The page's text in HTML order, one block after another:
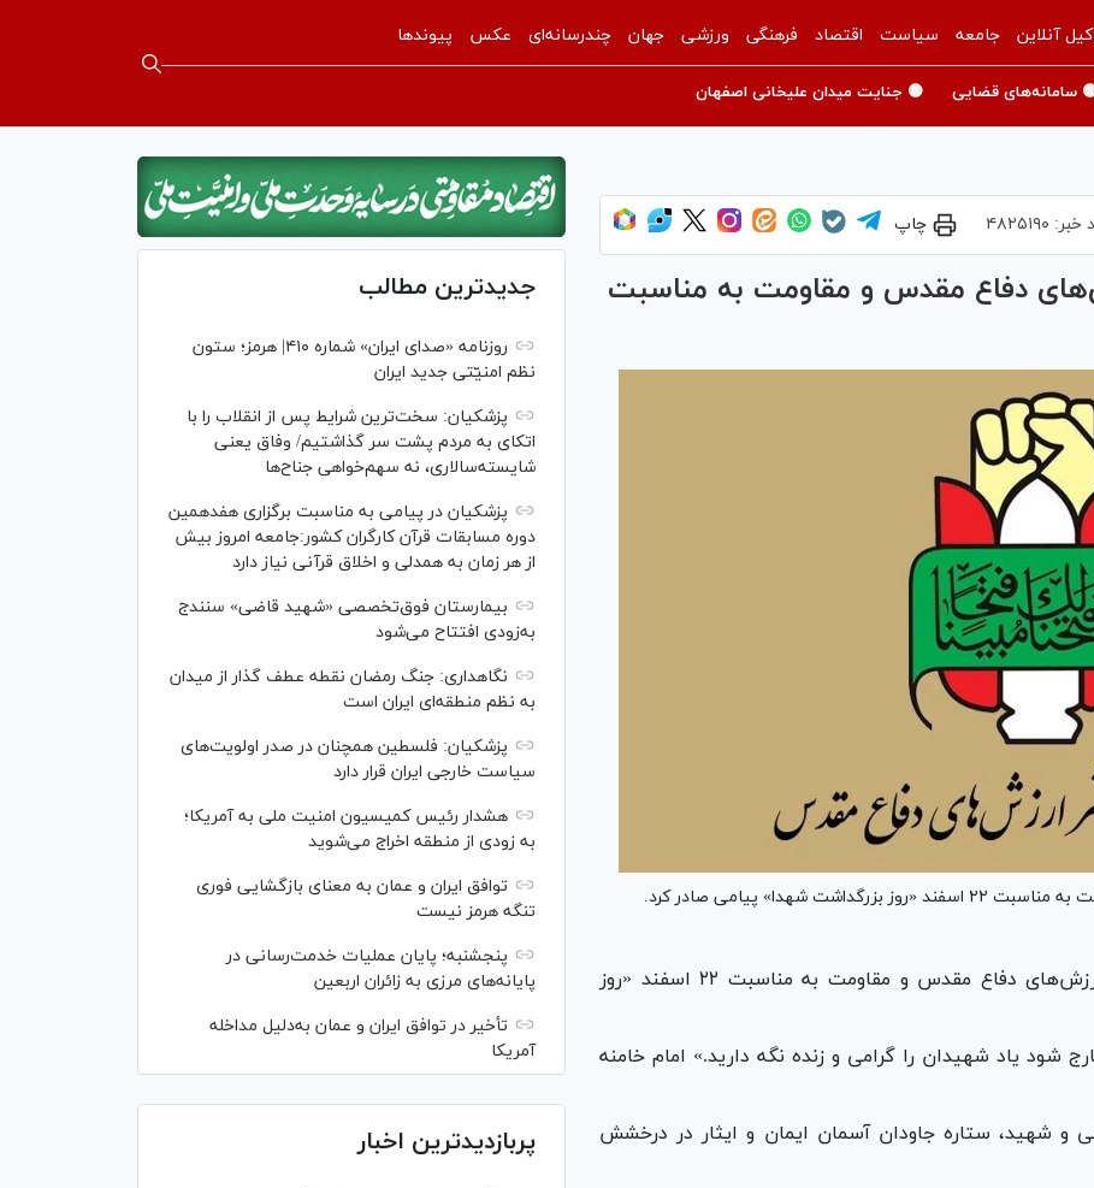
آنلاین جامعه سیاست اقتصاد فرهنگی ورزشی جهان چندرسانه‌ای عکس پیوندها
سامانه‌های قضایی 🟡 جنایت میدان علیخانی اصفهان
خبر: ۴۸۲۵۱۹۰ چاپ
دفاع مقدس و مقاومت به مناسبت
پیامی صادر کرد.
پیام بنیاد حفظ آثار و نشر ارزش‌های دفاع مقدس و مقاومت به مناسبت ۲۲ اسفند «روز
شود یاد شهیدان را گرامی و زنده نگه دارید.» امام خامنه
و شهید، ستاره جاودان آسمان ایمان و ایثار در درخشش
جدیدترین مطالب
روزنامه «صدای ایران» شماره ۴۱۰| هرمز؛ ستون
نظم امنیّتی جدید ایران
پزشکیان: سخت‌ترین شرایط پس از انقلاب را با
اتکای به مردم پشت سر گذاشتیم/ وفاق یعنی
شایسته‌سالاری، نه سهم‌خواهی جناح‌ها
پزشکیان در پیامی به مناسبت برگزاری هفدهمین
دوره مسابقات قرآن کارگران کشور:جامعه امروز بیش
از هر زمان به همدلی و اخلاق قرآنی نیاز دارد
بیمارستان فوق‌تخصصی «شهید قاضی» سنندج
به‌زودی افتتاح می‌شود
نگاهداری: جنگ رمضان نقطه عطف گذار از میدان
به نظم منطقه‌ای ایران است
پزشکیان: فلسطین همچنان در صدر اولویت‌های
سیاست خارجی ایران قرار دارد
هشدار رئیس کمیسیون امنیت ملی به آمریکا؛
به زودی از منطقه اخراج می‌شوید
توافق ایران و عمان به معنای بازگشایی فوری
تنگه هرمز نیست
پنجشنبه؛ پایان ﻋﻤﻠﯿﺎﺕ ﺧﺪﻣﺖ‌ﺭﺳﺎﻧﯽ در
پایانه‌های مرزی ﺑﻪ ﺯﺍﺋﺮان ﺍﺭﺑﻌﯿﻦ
تأخیر در توافق ایران و عمان به‌دلیل مداخله
آمریکا
پربازدیدترین اخبار